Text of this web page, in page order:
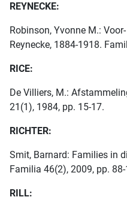
REYNECKE:
Robinson, Yvonne M.:
Reynecke, 1884-1918.
RICE:
De Villiers, M.:
21(1), 1984, pp. 15-17.
RICHTER:
Smit, Barnard: Families in
Familia 46(2), 2009, pp.
RILL: